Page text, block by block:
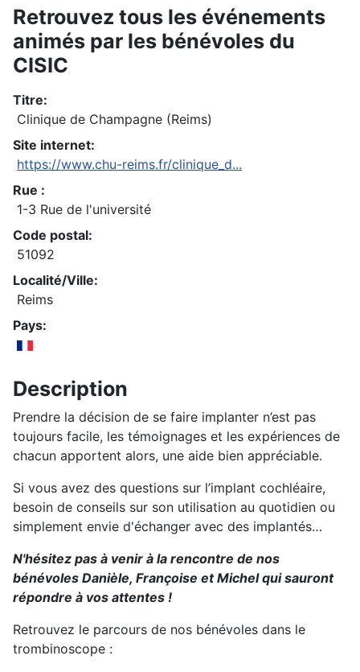
Retrouvez tous les événements
animés par les bénévoles du
CISIC
Titre:
Clinique de Champagne (Reims)
Site internet:
https://www.chu-reims.fr/clinique_d...
Rue :
1-3 Rue de l'université
Code postal:
51092
Localité/Ville:
Reims
Pays:
Description
Prendre la décision de se faire implanter n’est pas
toujours facile, les témoignages et les expériences de
chacun apportent alors, une aide bien appréciable.
Si vous avez des questions sur l’implant cochléaire,
besoin de conseils sur son utilisation au quotidien ou
simplement envie d'échanger avec des implantés…
N'hésitez pas à venir à la rencontre de nos
bénévoles Danièle, Françoise et Michel qui sauront
répondre à vos attentes !
Retrouvez le parcours de nos bénévoles dans le
trombinoscope :